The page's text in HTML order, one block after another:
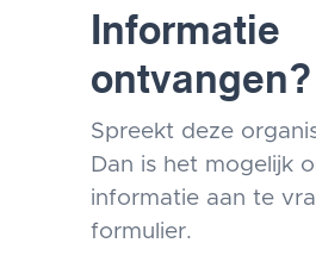
Informatie
ontvangen?
Spreekt deze
Dan is het mogelijk
informatie aan te
formulier.